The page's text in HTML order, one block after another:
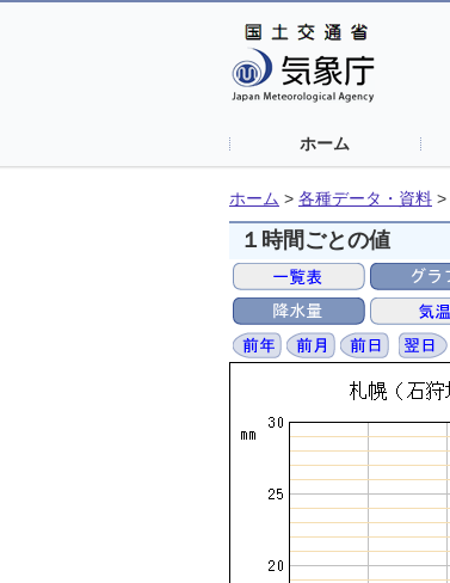
ホーム
ホーム > 各種データ・資料 >
１時間ごとの値